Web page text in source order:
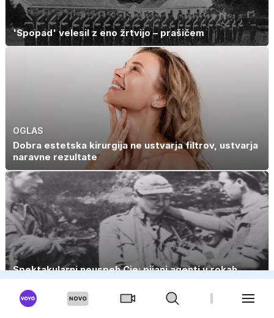
'Spopad' velesil z eno žrtvijo – prašičem
OGLAS
Dobra estetska kirurgija ne ustvarja filtrov, ustvarja
naravne rezultate
Spektakularni neuspeh Cie: pijani agenti v rokah
albanske tajne službe